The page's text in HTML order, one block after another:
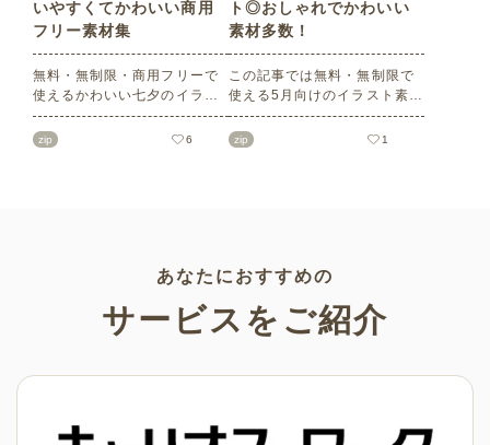
いやすくてかわいい商用
フリー素材集
無料・無制限・商用フリーで
使えるかわいい七夕のイラス
ト素材をご紹介します。短冊
の印刷用テンプレート、飾り
zip 6
ト◎おしゃれでかわいい
素材多数！
この記事では無料・無制限で
使える5月向けのイラスト素材
を多数ご紹介します。商用フ
リーの可愛くておしゃれなイ
なシーンでご活用ください！
zip 1
あなたにおすすめの
サービスをご紹介